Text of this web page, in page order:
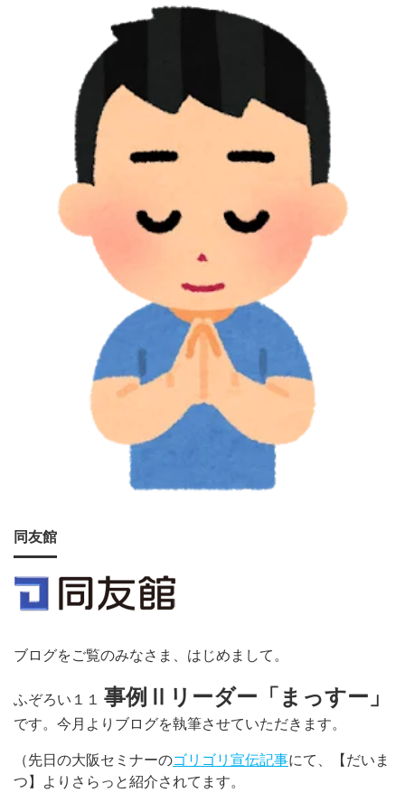
同友館
ブログをご覧のみなさま、はじめまして。
ふぞろい１１ 事例Ⅱリーダー「まっすー」
です。今月よりブログを執筆させていただきます。
（先日の大阪セミナーのゴリゴリ宣伝記事にて、【だいま
つ】よりさらっと紹介されてます。